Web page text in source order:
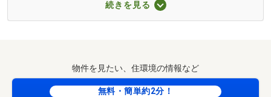
◇◆◇来場予約特典◇◆◇
「デジタルギフト3000円分」をプレゼント！！
続きを見る
物件を見たい、住環境の情報など
無料・簡単約2分！